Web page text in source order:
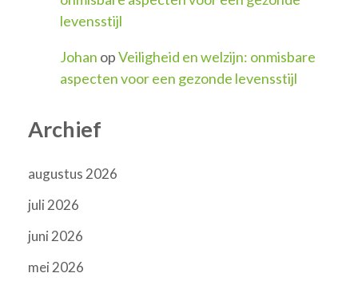
levensstijl
Johan opVeiligheid en welzijn: onmisbare
aspecten voor een gezonde levensstijl
Archief
augustus 2026
juli 2026
juni 2026
mei 2026